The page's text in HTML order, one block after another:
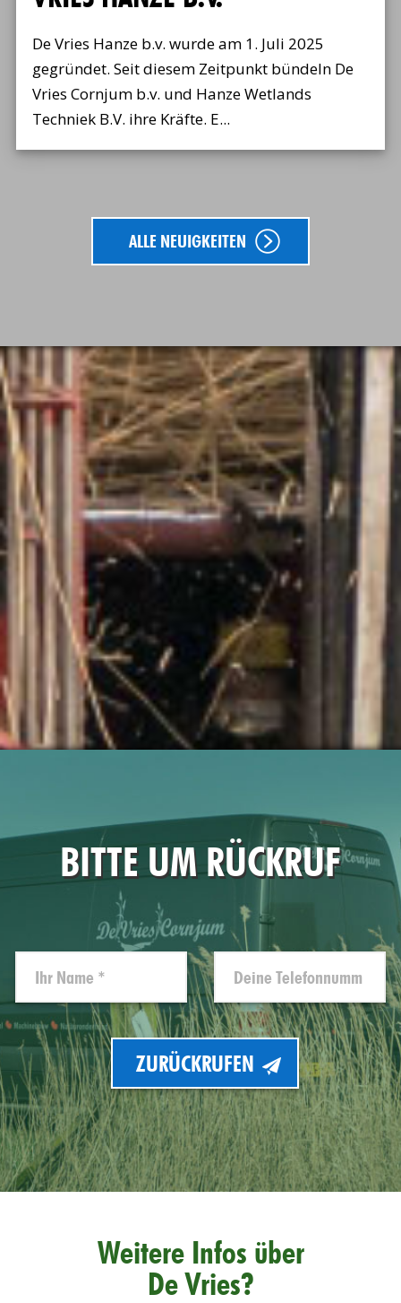
De Vries Hanze b.v. wurde am 1. Juli 2025
gegründet. Seit diesem Zeitpunkt bündeln De
Vries Cornjum b.v. und Hanze Wetlands
Techniek B.V. ihre Kräfte. E...
ALLE NEUIGKEITEN
BITTE UM RÜCKRUF
ZURÜCKRUFEN
Weitere Infos über
De Vries?